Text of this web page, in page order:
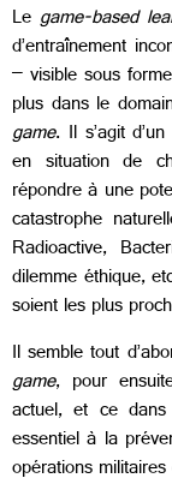
Legame-based
d’entraînement
– visible sous
plus dans le
game. Il s’agit
en situation de
répondre à une
catastrophe
Radioactive,
dilemme éthique,
soient les plus
Il semble tout
game, pour
actuel, et ce
essentiel à la
opérations